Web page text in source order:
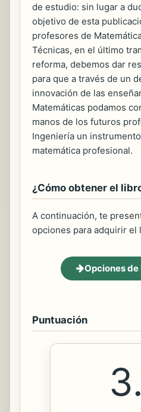
de estudio: sin lugar a
objetivo de esta
profesores de
Técnicas, en el último
reforma, debemos dar
para que a través de un
innovación de las
Matemáticas podamos
manos de los futuros
Ingeniería un
matemática profesional.
¿Cómo obtener el
A continuación, te
opciones para adquirir el
Opciones
Puntuación